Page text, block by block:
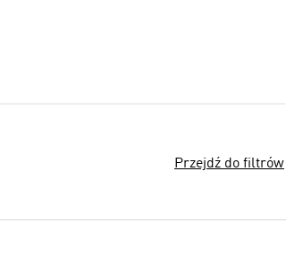
Przejdź do filtrów